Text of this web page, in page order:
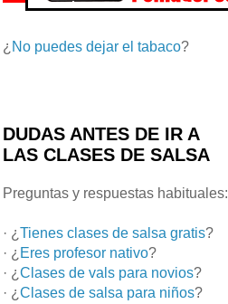
¿ No puedes dejar el tabaco?
DUDAS ANTES DE IR A
LAS CLASES DE SALSA
Preguntas y respuestas habituales:
· ¿ Tienes clases de salsa gratis?
· ¿ Eres profesor nativo?
· ¿ Clases de vals para novios?
· ¿ Clases de salsa para niños?